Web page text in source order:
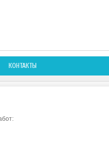
КОНТАКТЫ